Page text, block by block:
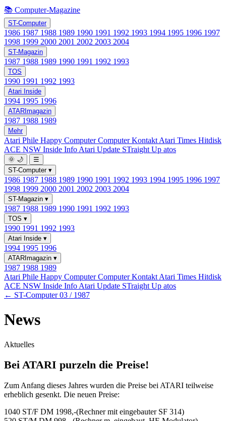
📚 Computer-Magazine
ST-Computer
1986 1987 1988 1989 1990 1991 1992 1993 1994 1995 1996 1997
1998 1999 2000 2001 2002 2003 2004
ST-Magazin
1987 1988 1989 1990 1991 1992 1993
TOS
1990 1991 1992 1993
Atari Inside
1994 1995 1996
ATARImagazin
1987 1988 1989
Mehr
Atari Phile Happy ComputerComputer Kontakt Atari Times Hitdisk
ACE NSW Inside Info Atari Update STraight Up atos
🌞 🌙
☰
ST-Computer ▾
1986 1987 1988 1989 1990 1991 1992 1993 1994 1995 1996 1997
1998 1999 2000 2001 2002 2003 2004
ST-Magazin ▾
1987 1988 1989 1990 1991 1992 1993
TOS ▾
1990 1991 1992 1993
Atari Inside ▾
1994 1995 1996
ATARImagazin ▾
1987 1988 1989
Atari Phile Happy ComputerComputer Kontakt Atari Times Hitdisk
ACE NSW Inside Info Atari Update STraight Up atos
← ST-Computer 03 / 1987
News
Aktuelles
Bei ATARI purzeln die Preise!
Zum Anfang dieses Jahres wurden die Preise bei ATARI teilweise
erheblich gesenkt. Die neuen Preise:
1040 ST/F DM 1998,-(Rechner mit eingebauter SF 314)